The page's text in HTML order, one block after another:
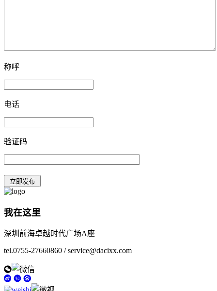
称呼
电话
验证码
我在这里
深圳前海卓越时代广场A座
tel.0755-27660860 / service@dacixx.com